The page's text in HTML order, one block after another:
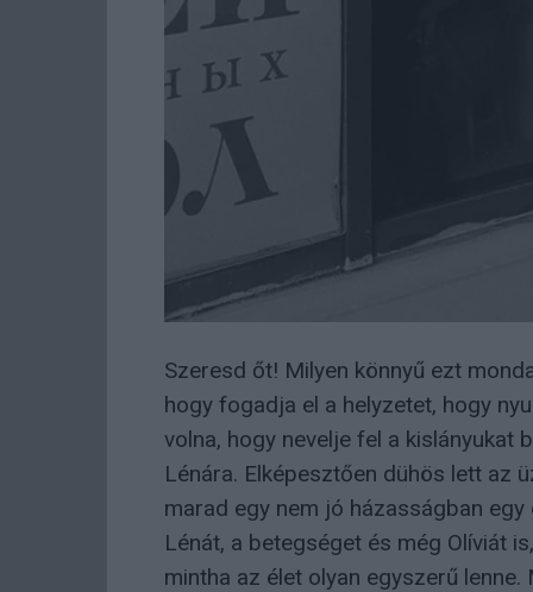
Szeresd őt! Milyen könnyű ezt
hogy fogadja el a helyzetet, hogy
volna, hogy nevelje fel a kislányukat
Lénára. Elképesztően dühös lett az
marad egy nem jó házasságban egy
Lénát, a betegséget és még Olíviát
mintha az élet olyan egyszerű